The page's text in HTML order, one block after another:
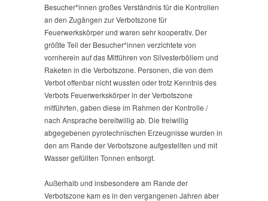
Besucher*innen großes Verständnis für die Kontrollen
an den Zugängen zur Verbotszone für
Feuerwerkskörper und waren sehr kooperativ. Der
größte Teil der Besucher*innen verzichtete von
vornherein auf das Mitführen von Silvesterböllern und
Raketen in die Verbotszone. Personen, die von dem
Verbot offenbar nicht wussten oder trotz Kenntnis des
Verbots Feuerwerkskörper in der Verbotszone
mitführten, gaben diese im Rahmen der Kontrolle /
nach Ansprache bereitwillig ab. Die freiwillig
abgegebenen pyrotechnischen Erzeugnisse wurden in
den am Rande der Verbotszone aufgestellten und mit
Wasser gefüllten Tonnen entsorgt.
Außerhalb und insbesondere am Rande der
Verbotszone kam es in den vergangenen Jahren aber